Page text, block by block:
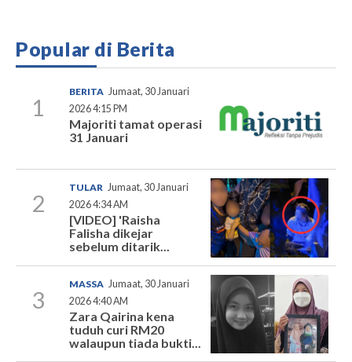
Popular di Berita
1
BERITA Jumaat, 30 Januari
2026 4:15 PM
Majoriti tamat operasi
31 Januari
2
TULAR Jumaat, 30 Januari
2026 4:34 AM
[VIDEO] 'Raisha
Falisha dikejar
sebelum ditarik...
3
MASSA Jumaat, 30 Januari
2026 4:40 AM
Zara Qairina kena
tuduh curi RM20
walaupun tiada bukti...